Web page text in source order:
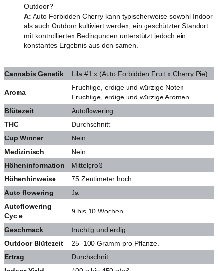
Outdoor?
A: Auto Forbidden Cherry kann typischerweise sowohl Indoor
als auch Outdoor kultiviert werden; ein geschützter Standort
mit kontrollierten Bedingungen unterstützt jedoch ein
konstantes Ergebnis aus den samen.
Cannabis Genetik Lila #1 x (Auto Forbidden Fruit x Cherry Pie)
Aroma
Fruchtige, erdige und würzige Noten
Fruchtige, erdige und würzige Aromen
Blütezeit
Autoflowering
THC
Durchschnitt
Cup Winner
Nein
Medizinisch
Nein
Höheninformation
Mittelgroß
Höhenhinweise
75 Zentimeter hoch
Auto flowering
Ja
Autoflowering
Cycle
9 bis 10 Wochen
Geschmack
fruchtig und erdig
Outdoor Blütezeit
25–100 Gramm pro Pflanze.
Ertrag
Durchschnitt